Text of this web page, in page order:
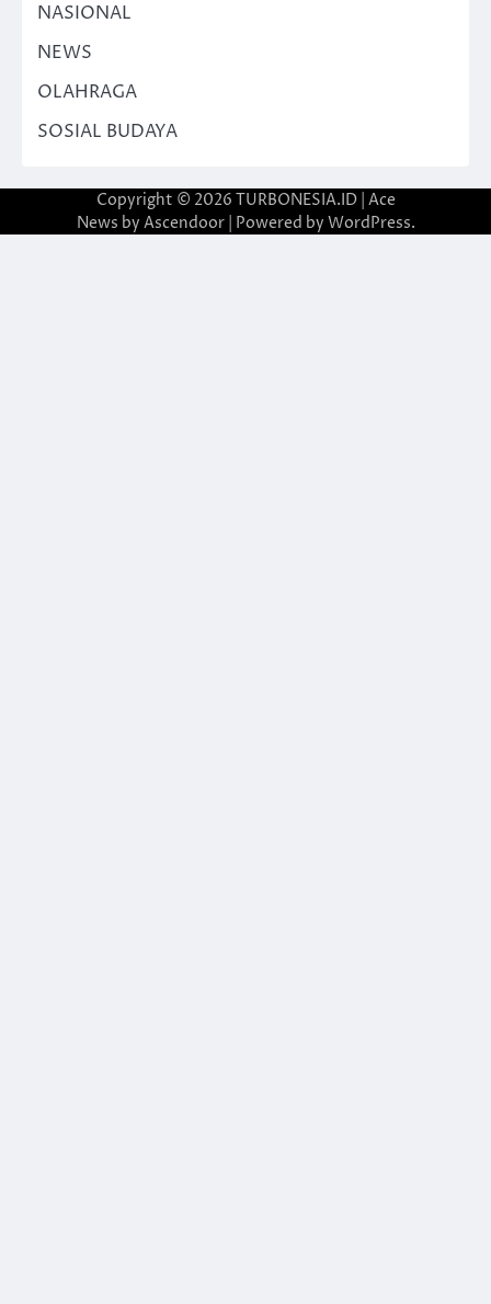
NASIONAL
NEWS
OLAHRAGA
SOSIAL BUDAYA
Copyright © 2026 TURBONESIA.ID| Ace
News by Ascendoor| Powered by WordPress.